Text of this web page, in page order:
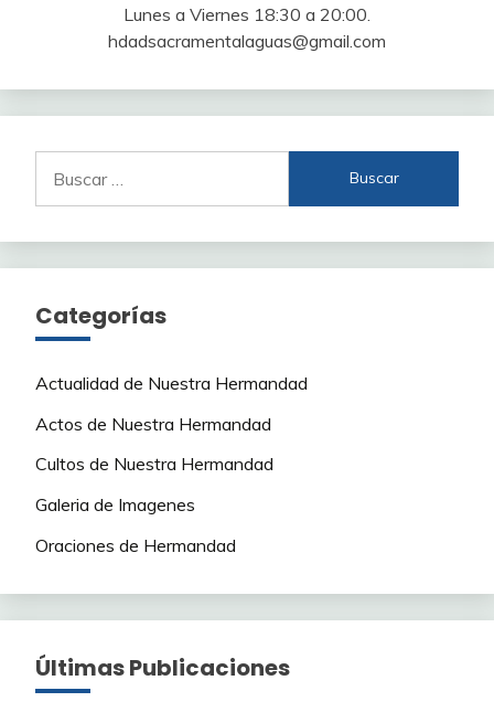
Lunes a Viernes 18:30 a 20:00.
hdadsacramentalaguas@gmail.com
Categorías
Actualidad de Nuestra Hermandad
Actos de Nuestra Hermandad
Cultos de Nuestra Hermandad
Galeria de Imagenes
Oraciones de Hermandad
Últimas Publicaciones